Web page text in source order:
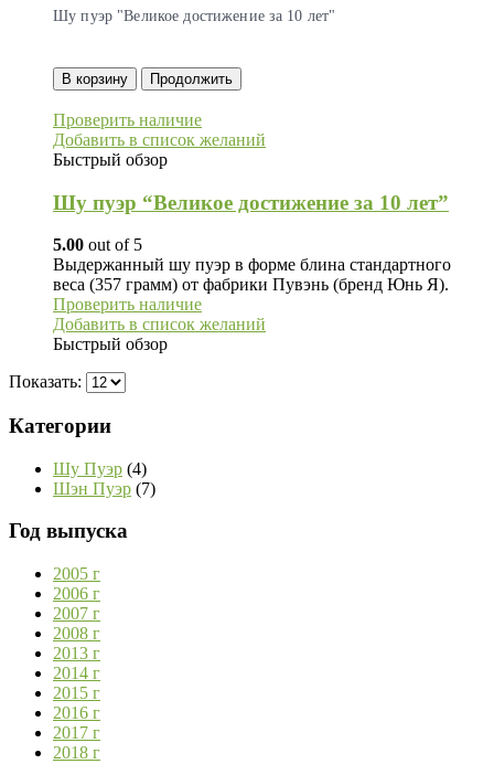
Шу пуэр "Великое достижение за 10 лет"
В корзину Продолжить
Проверить наличие
Добавить в список желаний
Быстрый обзор
Шу пуэр “Великое достижение за 10 лет”
5.00 out of 5
Выдержанный шy пуэр в форме блина стандартного
веса (357 грамм) от фабрики Пувэнь (бренд Юнь Я).
Проверить наличие
Добавить в список желаний
Быстрый обзор
Показать:
Категории
Шу Пуэр (4)
Шэн Пуэр (7)
Год выпуска
2005 г
2006 г
2007 г
2008 г
2013 г
2014 г
2015 г
2016 г
2017 г
2018 г